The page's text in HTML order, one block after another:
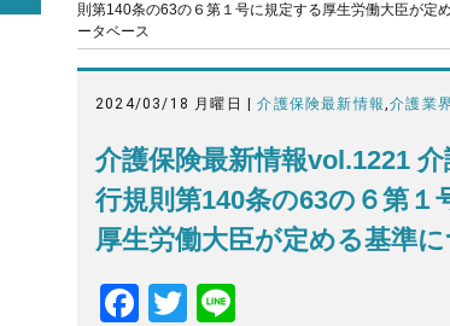
則第140条の63の６第１号に規定する厚生労働大臣が定
ータベース
2024/03/18 月曜日 |介護保険最新情報,介護業
介護保険最新情報vol.1221
行規則第140条の63の６第１
厚生労働大臣が定める基準
F
T